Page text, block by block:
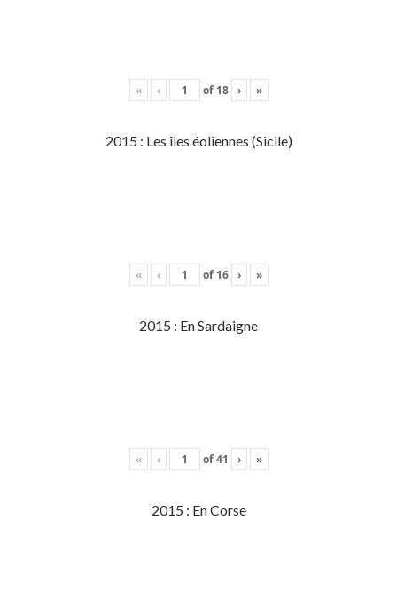
« ‹ of 18 › »
2015 : Les îles éoliennes (Sicile)
« ‹ of 16 › »
2015 : En Sardaigne
« ‹ of41 › »
2015 : En Corse